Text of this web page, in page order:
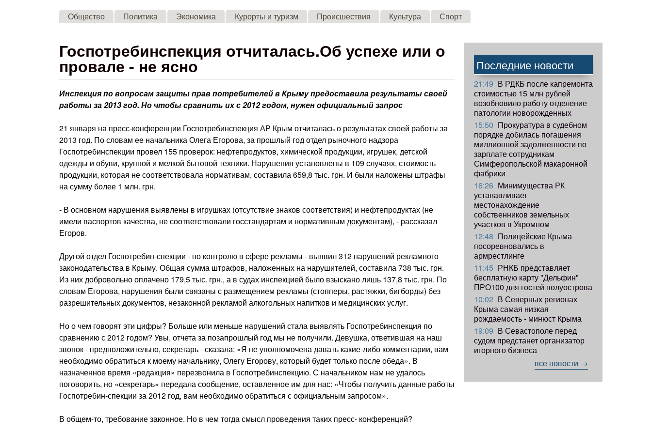
Skip to main content
Общество Политика Экономика Курорты и туризм Происшествия Культура Спорт
Госпотребинспекция отчиталась.Об успехе или о
провале - не ясно
Инспекция по вопросам защиты прав потребителей в Крыму предоставила результаты своей
работы за 2013 год. Но чтобы сравнить их с 2012 годом, нужен официальный запрос
21 января на пресс-конференции Госпотребинспекция АР Крым отчиталась о результатах своей работы за
2013 год. По словам ее начальника Олега Егорова, за прошлый год отдел рыночного надзора
Госпотребинспекции провел 155 проверок: нефтепродуктов, химической продукции, игрушек, детской
одежды и обуви, крупной и мелкой бытовой техники. Нарушения установлены в 109 случаях, стоимость
продукции, которая не соответствовала нормативам, составила 659,8 тыс. грн. И были наложены штрафы
на сумму более 1 млн. грн.
- В основном нарушения выявлены в игрушках (отсутствие знаков соответствия) и нефтепродуктах (не
имели паспортов качества, не соответствовали госстандартам и нормативным документам), - рассказал
Егоров.
Другой отдел Госпотребин-спекции - по контролю в сфере рекламы - выявил 312 нарушений рекламного
законодательства в Крыму. Общая сумма штрафов, наложенных на нарушителей, составила 738 тыс. грн.
Из них добровольно оплачено 179,5 тыс. грн., а в судах инспекцией было взыскано лишь 137,8 тыс. грн. По
словам Егорова, нарушения были связаны с размещением рекламы (стопперы, растяжки, бигборды) без
разрешительных документов, незаконной рекламой алкогольных напитков и медицинских услуг.
Но о чем говорят эти цифры? Больше или меньше нарушений стала выявлять Госпотребинспекция по
сравнению с 2012 годом? Увы, отчета за позапрошлый год мы не получили. Девушка, ответившая на наш
звонок - предположительно, секретарь - сказала: «Я не уполномочена давать какие-либо комментарии, вам
необходимо обратиться к моему начальнику, Олегу Егорову, который будет только после обеда». В
назначенное время «редакция» перезвонила в Госпотребинспекцию. С начальником нам не удалось
поговорить, но «секретарь» передала сообщение, оставленное им для нас: «Чтобы получить данные работы
Госпотребин-спекции за 2012 год, вам необходимо обратиться с официальным запросом».
В общем-то, требование законное. Но в чем тогда смысл проведения таких пресс- конференций?
Последние новости
21:49 В РДКБ после капремонта
стоимостью 15 млн рублей
возобновило работу отделение
патологии новорожденных
15:50 Прокуратура в судебном
порядке добилась погашения
миллионной задолженности по
зарплате сотрудникам
Симферопольской макаронной
фабрики
16:26 Минимущества РК
устанавливает
местонахождение
собственников земельных
участков в Укромном
12:48 Полицейские Крыма
посоревновались в
армрестлинге
11:45 РНКБ представляет
бесплатную карту "Дельфин"
ПРО100 для гостей полуострова
10:02 В Северных регионах
Крыма самая низкая
рождаемость - минюст Крыма
19:09 В Севастополе перед
судом предстанет организатор
игорного бизнеса
все новости →